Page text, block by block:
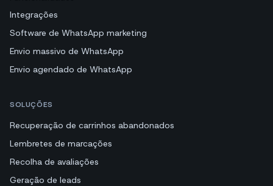
Integrações
Software de WhatsApp marketing
Envio massivo de WhatsApp
Envio agendado de WhatsApp
SOLUÇÕES
Recuperação de carrinhos abandonados
Lembretes de marcações
Recolha de avaliações
Geração de leads